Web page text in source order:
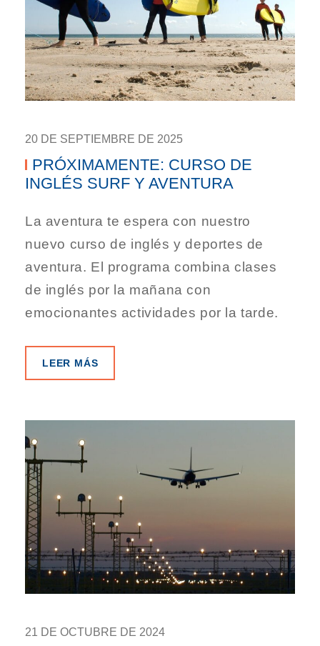
20 DE SEPTIEMBRE DE 2025
PRÓXIMAMENTE: CURSO DE
INGLÉS SURF Y AVENTURA
La aventura te espera con nuestro
nuevo curso de inglés y deportes de
aventura. El programa combina clases
de inglés por la mañana con
emocionantes actividades por la tarde.
LEER MÁS
21 DE OCTUBRE DE 2024